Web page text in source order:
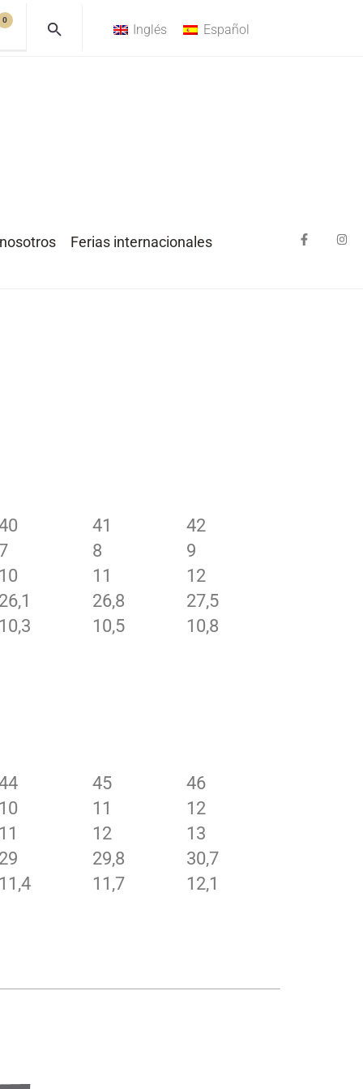
0
Inglés Español
Ferias internacionales
41
42
8
9
11
12
26,8
27,5
10,5 10,8
45
46
11
12
12
13
29,8
30,7
11,7 12,1